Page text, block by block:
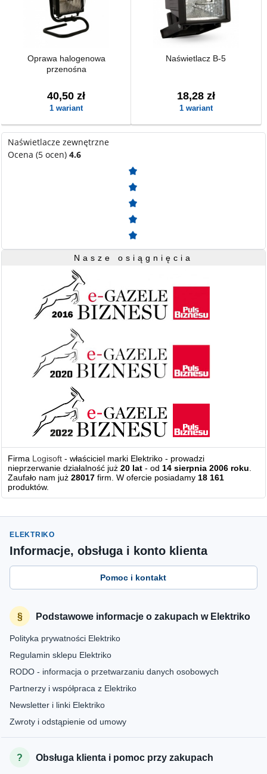
Oprawa halogenowa
przenośna
40,50 zł
1 wariant
Naświetlacz B-5
18,28 zł
1 wariant
Naświetlacze zewnętrzne
Ocena (5 ocen)4.6
Nasze osiągnięcia
Firma Logisoft - właściciel marki Elektriko - prowadzi
nieprzerwanie działalność już20 lat - od14 sierpnia 2006 roku.
Zaufało nam już28017 firm. W ofercie posiadamy18 161
produktów.
ELEKTRIKO
Informacje, obsługa i konto klienta
Pomoc i kontakt
Podstawowe informacje o zakupach w Elektriko
Polityka prywatności Elektriko
Regulamin sklepu Elektriko
RODO - informacja o przetwarzaniu danych osobowych
Partnerzy i współpraca z Elektriko
Newsletter i linki Elektriko
Zwroty i odstąpienie od umowy
Obsługa klienta i pomoc przy zakupach